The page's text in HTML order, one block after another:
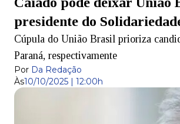
presidente do
Cúpula do União Brasil prioriza
Paraná, respectivamente
Por Da Redação
Às10/10/2025 | 12:00h